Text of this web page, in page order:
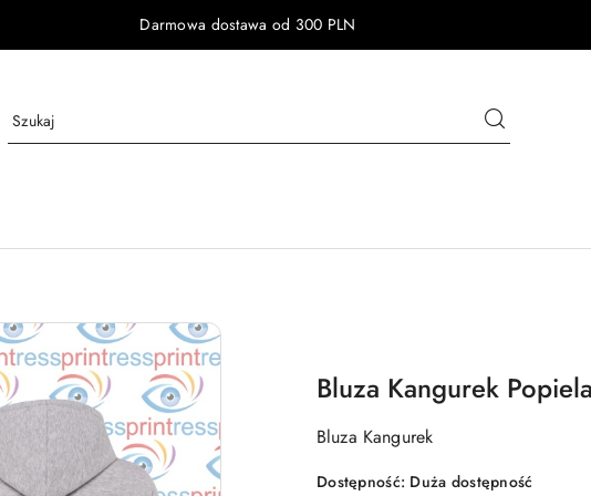
Darmowa dostawa od 300 PLN
Bluza Kangurek
Bluza Kangurek
Dostępność: Duża dostępność